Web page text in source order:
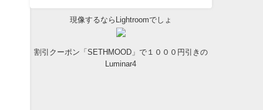
現像するならLightroomでしょ
割引クーポン「SETHMOOD」で１０００円引きの
Luminar4